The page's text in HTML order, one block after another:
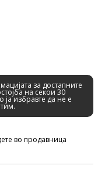
за достапните
на секои 30
избравте да не е
во продавница